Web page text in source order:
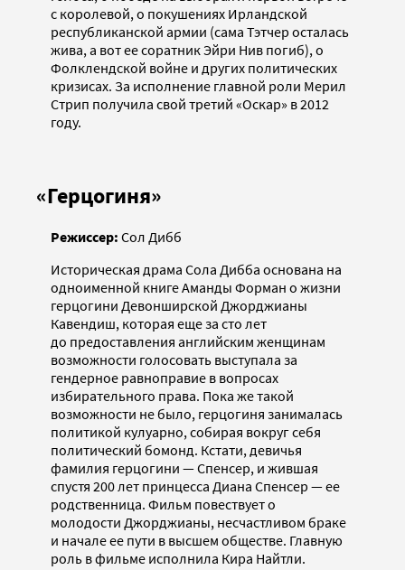
с королевой, о покушениях Ирландской
республиканской армии (сама Тэтчер осталась
жива, а вот ее соратник Эйри Нив погиб), о
Фолклендской войне и других политических
кризисах. За исполнение главной роли Мерил
Стрип получила свой третий «Оскар» в 2012
году.
«Герцогиня»
Режиссер: Сол Дибб
Историческая драма Сола Дибба основана на
одноименной книге Аманды Форман о жизни
герцогини Девонширской Джорджианы
Кавендиш, которая еще за сто лет
до предоставления английским женщинам
возможности голосовать выступала за
гендерное равноправие в вопросах
избирательного права. Пока же такой
возможности не было, герцогиня занималась
политикой кулуарно, собирая вокруг себя
политический бомонд. Кстати, девичья
фамилия герцогини — Спенсер, и жившая
спустя 200 лет принцесса Диана Спенсер — ее
родственница. Фильм повествует о
молодости Джорджианы, несчастливом браке
и начале ее пути в высшем обществе. Главную
роль в фильме исполнила Кира Найтли.